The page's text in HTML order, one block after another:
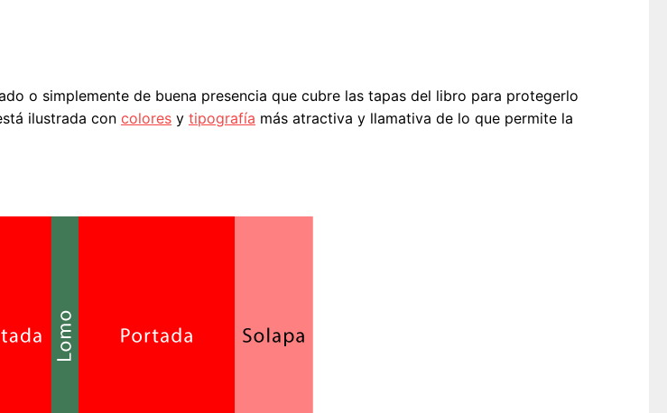
o simplemente de buena presencia que cubre las tapas del libro para protegerlo
ilustrada con colores y tipografía más atractiva y llamativa de lo que permite la